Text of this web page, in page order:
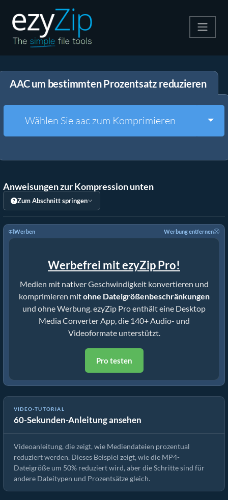
Entpacken
Weitere Tools
AAC um bestimmten Prozentsatz reduzieren
Wählen Sie aac zum Komprimieren
Anweisungen zur Kompression unten
Zum Abschnitt springen
Werben Werbung entfernen
Werbefrei mit ezyZip Pro!
Medien mit nativer Geschwindigkeit konvertieren und
komprimieren mitohne Dateigrößenbeschränkungen
und ohne Werbung. ezyZip Pro enthält eine Desktop
Media Converter App, die 140+ Audio- und
Videoformate unterstützt.
Pro testen
VIDEO-TUTORIAL
60-Sekunden-Anleitung ansehen
So Reduzieren Sie die Mediendateigröße um 50% (Einfache
Anleitung)
Videoanleitung, die zeigt, wie Mediendateien prozentual
reduziert werden. Dieses Beispiel zeigt, wie die MP4-
Dateigröße um 50% reduziert wird, aber die Schritte sind für
andere Dateitypen und Prozentsätze gleich.